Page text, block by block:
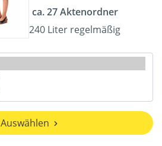
ca. 27 Aktenordner
240 Liter regelmäßig
Auswählen